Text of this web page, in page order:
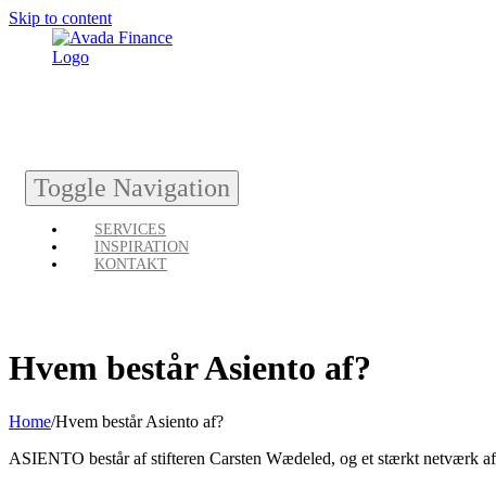
Skip to content
Toggle Navigation
SERVICES
INSPIRATION
KONTAKT
Hvem består Asiento af?
Home/Hvem består Asiento af?
ASIENTO består af stifteren Carsten Wædeled, og et stærkt netværk af